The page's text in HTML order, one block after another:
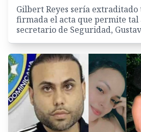
Gilbert Reyes sería extraditado
firmada el acta que permite tal
secretario de Seguridad,